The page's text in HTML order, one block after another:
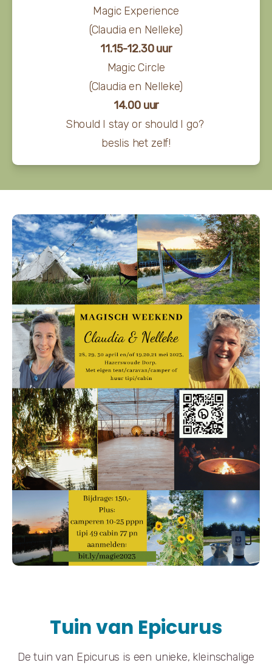
Magic Experience
(Claudia en Nelleke)
11.15-12.30 uur
Magic Circle
(Claudia en Nelleke)
14.00 uur
Should I stay or should I go?
beslis het zelf!
Tuin van Epicurus
De tuin van Epicurus is een unieke, kleinschalige